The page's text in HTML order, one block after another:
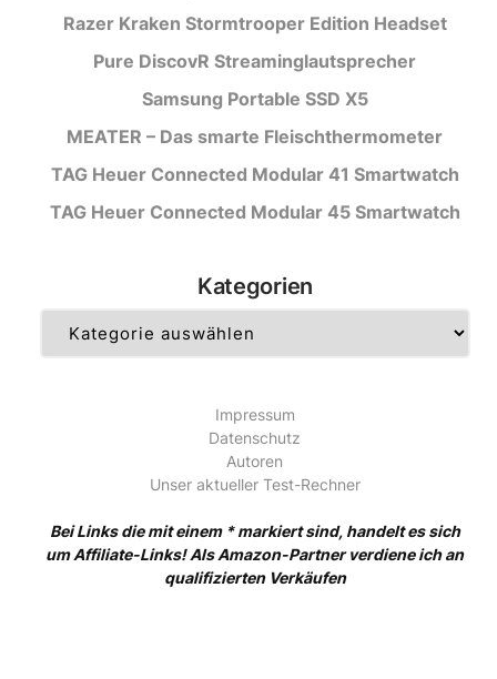
Razer Kraken Stormtrooper Edition Headset
Pure DiscovR Streaminglautsprecher
Samsung Portable SSD X5
MEATER – Das smarte Fleischthermometer
TAG Heuer Connected Modular 41 Smartwatch
TAG Heuer Connected Modular 45 Smartwatch
Kategorien
Impressum
Datenschutz
Autoren
Unser aktueller Test-Rechner
Bei Links die mit einem * markiert sind, handelt es sich
um Affiliate-Links! Als Amazon-Partner verdiene ich an
qualifizierten Verkäufen